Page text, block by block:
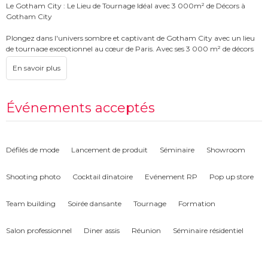
Le Gotham City : Le Lieu de Tournage Idéal avec 3 000m² de Décors à
Gotham City
Plongez dans l'univers sombre et captivant de Gotham City avec un lieu
de tournage exceptionnel au cœur de Paris. Avec ses 3 000 m² de décors
ultra-réalistes, Le Gotham City offre un cadre unique et immersif, parfait
pour vos projets cinématographiques, télévisuels ou publicitaires. Chaque
détail, des ruelles obscures aux imposants bâtiments, a été
de l'univers de Batman.
Des Décors Variés et Immersifs
Le Gotham City propose une variété de décors qui capturent l'essence de
Gotham City. Des allées sombres et mystérieuses aux intérieurs
palpitantes, des drames intenses ou des moments de suspense. Les
Flexibilité et Adaptabilité
Événements acceptés
Défilés de mode Lancement de produit Séminaire Showroom
Shooting photo Cocktail dînatoire Evénement RP Pop up store
Team building Soirée dansante Tournage Formation
Salon professionnel Diner assis Réunion Séminaire résidentiel